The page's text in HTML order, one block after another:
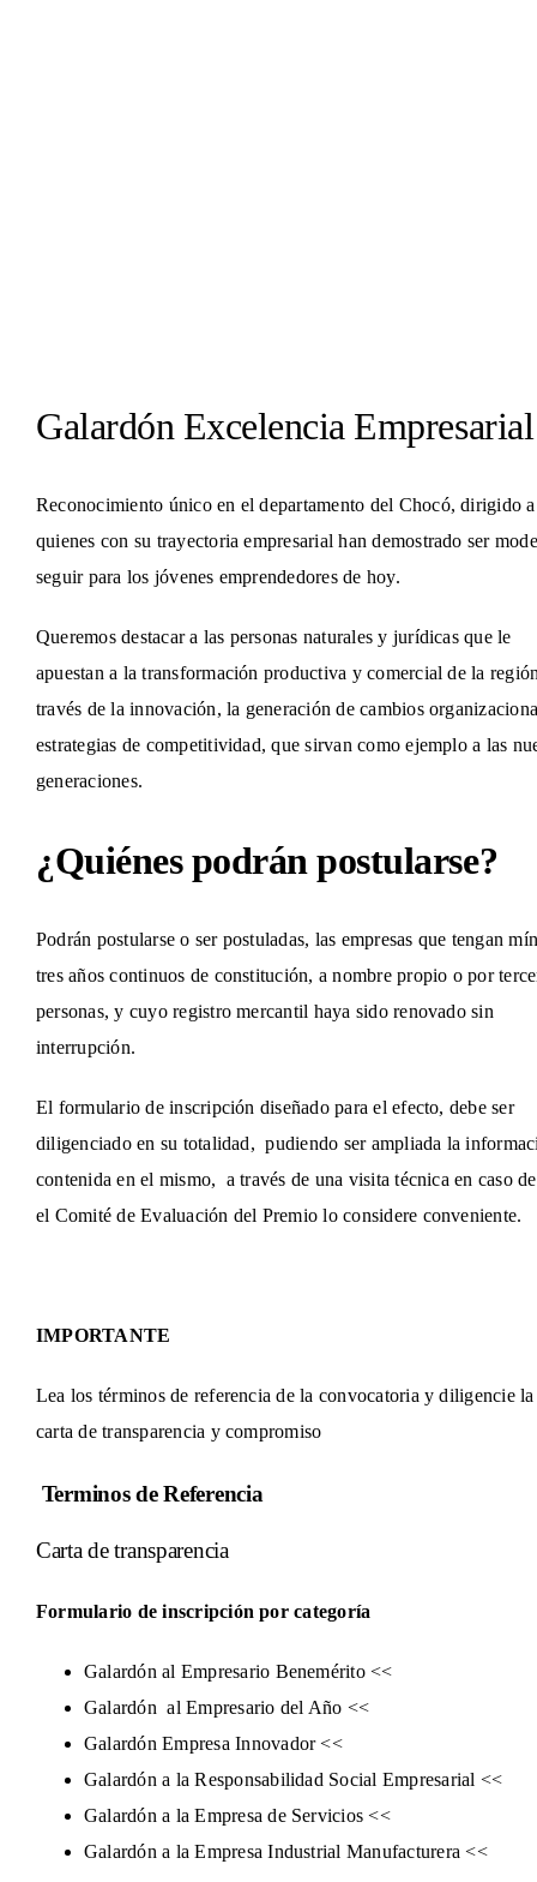
Galardón Excelencia Empresarial
Reconocimiento único en el departamento del Chocó, dirigido a
quienes con su trayectoria empresarial han demostrado ser
seguir para los jóvenes emprendedores de hoy.
Queremos destacar a las personas naturales y jurídicas que le
apuestan a la transformación productiva y comercial de la
través de la innovación, la generación de cambios
estrategias de competitividad, que sirvan como ejemplo a las
generaciones.
¿Quiénes podrán postularse?
Podrán postularse o ser postuladas, las empresas que tengan
tres años continuos de constitución, a nombre propio o por
personas, y cuyo registro mercantil haya sido renovado sin
interrupción.
El formulario de inscripción diseñado para el efecto, debe ser
diligenciado en su totalidad, pudiendo ser ampliada la
contenida en el mismo, a través de una visita técnica en caso
el Comité de Evaluación del Premio lo considere conveniente.
IMPORTANTE
Lea los términos de referencia de la convocatoria y diligencie la
carta de transparencia y compromiso
Terminos de Referencia
Carta de transparencia
Formulario de inscripción por categoría
Galardón al Empresario Benemérito <<
Galardón al Empresario del Año <<
Galardón Empresa Innovador <<
Galardón a la Responsabilidad Social Empresarial <<
Galardón a la Empresa de Servicios <<
Galardón a la Empresa Industrial Manufacturera <<